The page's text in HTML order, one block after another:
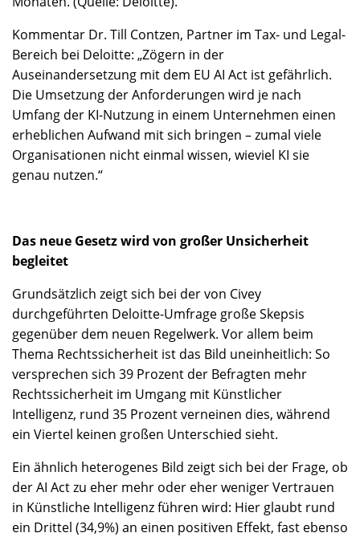
Kommentar Dr. Till Contzen, Partner im Tax- und Legal-
Bereich bei Deloitte: „Zögern in der
Auseinandersetzung mit dem EU AI Act ist gefährlich.
Die Umsetzung der Anforderungen wird je nach
Umfang der KI-Nutzung in einem Unternehmen einen
erheblichen Aufwand mit sich bringen – zumal viele
Organisationen nicht einmal wissen, wieviel KI sie
genau nutzen.“
Das neue Gesetz wird von großer Unsicherheit
begleitet
Grundsätzlich zeigt sich bei der von Civey
durchgeführten Deloitte-Umfrage große Skepsis
gegenüber dem neuen Regelwerk. Vor allem beim
Thema Rechtssicherheit ist das Bild uneinheitlich: So
versprechen sich 39 Prozent der Befragten mehr
Rechtssicherheit im Umgang mit Künstlicher
Intelligenz, rund 35 Prozent verneinen dies, während
ein Viertel keinen großen Unterschied sieht.
Ein ähnlich heterogenes Bild zeigt sich bei der Frage, ob
der AI Act zu eher mehr oder eher weniger Vertrauen
in Künstliche Intelligenz führen wird: Hier glaubt rund
ein Drittel (34,9%) an einen positiven Effekt, fast ebenso